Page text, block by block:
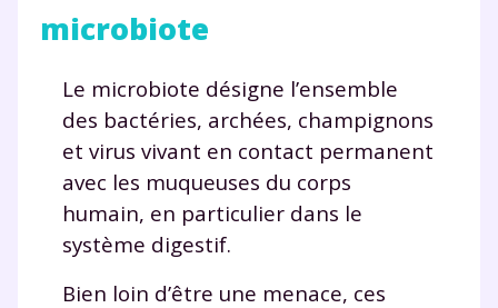
microbiote
Le microbiote désigne l’ensemble
des bactéries, archées, champignons
et virus vivant en contact permanent
avec les muqueuses du corps
humain, en particulier dans le
système digestif.
Bien loin d’être une menace, ces